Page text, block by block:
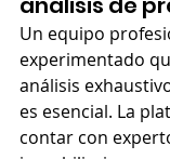
Un equipo
experimentado
análisis
es esencial. La
contar con